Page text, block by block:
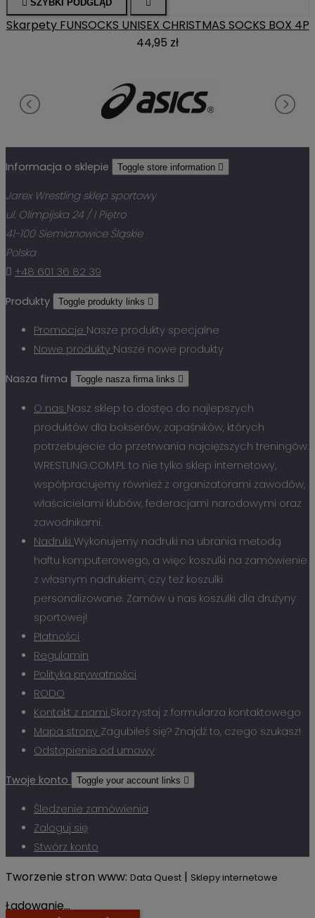
 SZYBKI PODGLĄD 
Skarpety FUNSOCKS UNISEX CHRISTMAS SOCKS BOX 4P
44,95 zł
Informacja o sklepie Toggle store information 
Jarex Wrestling sklep sportowy
ul. Olimpijska 24 / I Piętro
41-100 Siemianowice Śląskie
Polska
 +48 601 36 82 39
Produkty Toggle produkty links 
Promocje Nasze produkty specjalne
Nowe produkty Nasze nowe produkty
Nasza firma Toggle nasza firma links 
O nas Nasz sklep to dostęo do najlepszych
produktów dla bokserów, zapaśników, których
potrzebujecie do przetrwania najcięższych treningów.
WRESTLING.COM.PL to nie tylko sklep internetowy,
współpracujemy również z organizatorami zawodów,
właścicielami klubów, federacjami narodowymi oraz
zawodnikami.
Nadruki Wykonujemy nadruki na ubrania metodą
haftu komputerowego, a więc koszulki na zamówienie
z własnym nadrukiem, czy też koszulki
personalizowane. Zamów u nas koszulki dla drużyny
sportowej!
Płatności
Regulamin
Polityka prywatności
RODO
Kontakt z nami Skorzystaj z formularza kontaktowego
Mapa strony Zagubiłeś się? Znajdź to, czego szukasz!
Odstąpienie od umowy
Twoje konto Toggle your account links 
Śledzenie zamówienia
Zaloguj się
Stwórz konto
Tworzenie stron www: Data Quest | Sklepy internetowe
Ładowanie...